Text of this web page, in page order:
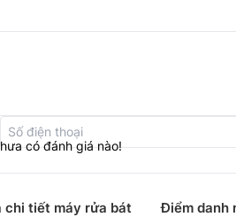
có đánh giá nào!
chi tiết máy rửa bát
Điểm danh